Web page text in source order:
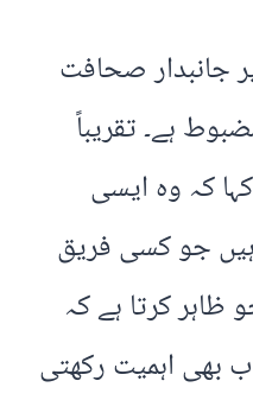
جانبدار صحافت
ہے۔ تقریباً
کہ وہ ایسی
جو کسی فریق
کرتا ہے کہ
بھی اہمیت رکھتی